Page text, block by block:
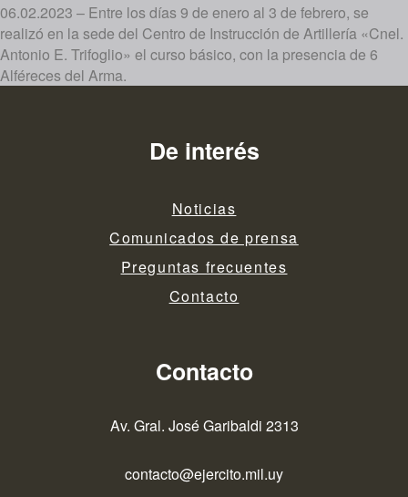
06.02.2023 – Entre los días 9 de enero al 3 de febrero, se
realizó en la sede del Centro de Instrucción de Artillería «Cnel.
Antonio E. Trifoglio» el curso básico, con la presencia de 6
Alféreces del Arma.
De interés
Noticias
Comunicados de prensa
Preguntas frecuentes
Contacto
Contacto
Av. Gral. José Garibaldi 2313
contacto@ejercito.mil.uy